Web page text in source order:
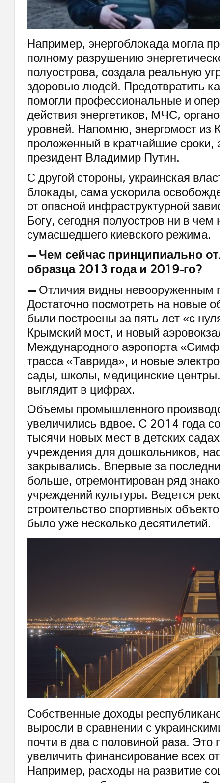
Например, энергоблокада могла
полному разрушению
полуострова, создала реальную
здоровью людей. Предотвратить
помогли профессиональные и
действия энергетиков, МЧС,
уровней. Напомню, энергомост из
проложенный в кратчайшие сроки,
президент Владимир Путин.
С другой стороны, украинская
блокады, сама ускорила
от опасной инфраструктурной
Богу, сегодня полуостров ни в чем
сумасшедшего киевского режима.
— Чем сейчас принципиально
образца 2013 года и 2019-го?
— Отличия видны невооруженным
Достаточно посмотреть на новые
были построены за пять лет «с
Крымский мост, и новый
Международного аэропорта
трасса «Таврида», и новые
сады, школы, медицинские
выглядит в цифрах.
Объемы промышленного
увеличились вдвое. С 2014 года
тысячи новых мест в детских
учреждения для дошкольников,
закрывались. Впервые за
больше, отремонтирован ряд
учреждений культуры. Ведется
строительство спортивных
было уже несколько десятилетий.
Собственные доходы
выросли в сравнении с
почти в два с половиной раза. Это
увеличить финансирование всех
Например, расходы на развитие